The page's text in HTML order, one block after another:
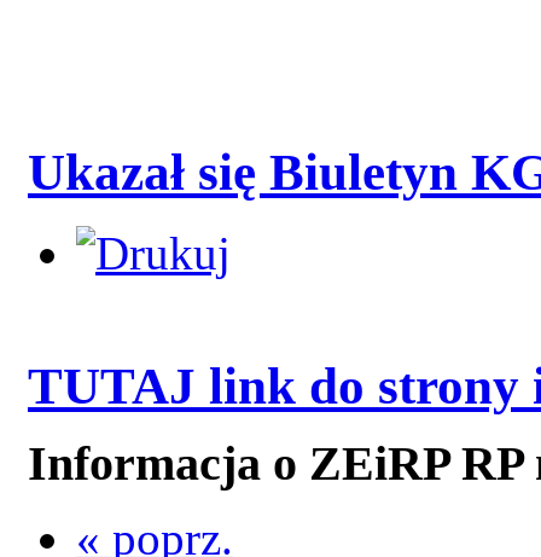
Ukazał się Biuletyn
TUTAJ link do strony
Informacja o ZEiRP RP
« poprz.